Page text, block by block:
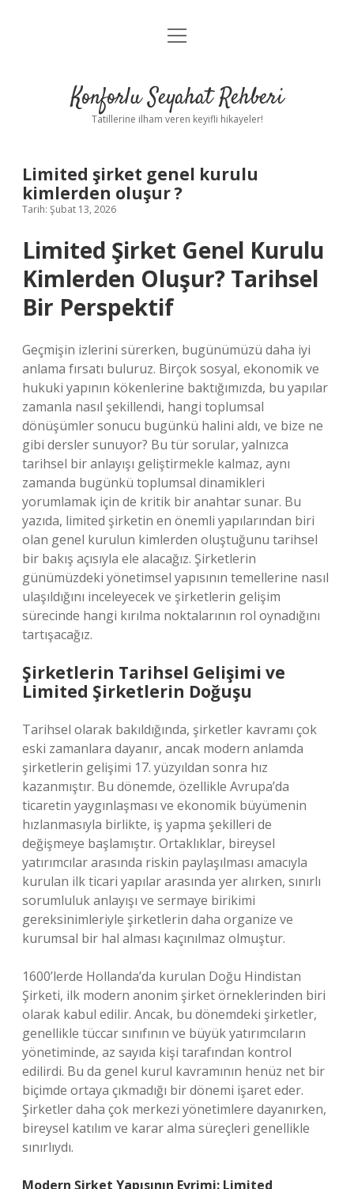
Anasayfa
Yasal Uyarı
menüyü
Konforlu Seyahat Rehberi
Tatillerine ilham veren keyifli hikayeler!
Limited şirket genel kurulu
kimlerden oluşur ?
Tarih: Şubat 13, 2026
Limited Şirket Genel Kurulu
Kimlerden Oluşur? Tarihsel
Bir Perspektif
Geçmişin izlerini sürerken, bugünümüzü daha iyi
anlama fırsatı buluruz. Birçok sosyal, ekonomik ve
hukuki yapının kökenlerine baktığımızda, bu yapılar
zamanla nasıl şekillendi, hangi toplumsal
dönüşümler sonucu bugünkü halini aldı, ve bize ne
gibi dersler sunuyor? Bu tür sorular, yalnızca
tarihsel bir anlayışı geliştirmekle kalmaz, aynı
zamanda bugünkü toplumsal dinamikleri
yorumlamak için de kritik bir anahtar sunar. Bu
yazıda, limited şirketin en önemli yapılarından biri
olan genel kurulun kimlerden oluştuğunu tarihsel
bir bakış açısıyla ele alacağız. Şirketlerin
günümüzdeki yönetimsel yapısının temellerine nasıl
ulaşıldığını inceleyecek ve şirketlerin gelişim
sürecinde hangi kırılma noktalarının rol oynadığını
tartışacağız.
Şirketlerin Tarihsel Gelişimi ve
Limited Şirketlerin Doğuşu
Tarihsel olarak bakıldığında, şirketler kavramı çok
eski zamanlara dayanır, ancak modern anlamda
şirketlerin gelişimi 17. yüzyıldan sonra hız
kazanmıştır. Bu dönemde, özellikle Avrupa’da
ticaretin yaygınlaşması ve ekonomik büyümenin
hızlanmasıyla birlikte, iş yapma şekilleri de
değişmeye başlamıştır. Ortaklıklar, bireysel
yatırımcılar arasında riskin paylaşılması amacıyla
kurulan ilk ticari yapılar arasında yer alırken, sınırlı
sorumluluk anlayışı ve sermaye birikimi
gereksinimleriyle şirketlerin daha organize ve
kurumsal bir hal alması kaçınılmaz olmuştur.
1600’lerde Hollanda’da kurulan Doğu Hindistan
Şirketi, ilk modern anonim şirket örneklerinden biri
olarak kabul edilir. Ancak, bu dönemdeki şirketler,
genellikle tüccar sınıfının ve büyük yatırımcıların
yönetiminde, az sayıda kişi tarafından kontrol
edilirdi. Bu da genel kurul kavramının henüz net bir
biçimde ortaya çıkmadığı bir dönemi işaret eder.
Şirketler daha çok merkezi yönetimlere dayanırken,
bireysel katılım ve karar alma süreçleri genellikle
sınırlıydı.
Modern Şirket Yapısının Evrimi: Limited